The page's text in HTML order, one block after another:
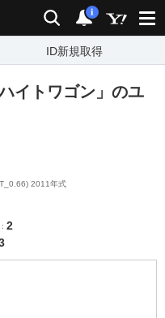
検索 通知
i
ID新規取得
イトワゴン」のユ
2011年式
2